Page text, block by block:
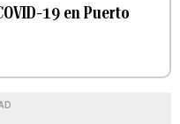
19 en Puerto